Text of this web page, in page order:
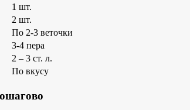
1 шт.
2 шт.
По 2-3 веточки
3-4 пера
2 – 3 ст. л.
По вкусу